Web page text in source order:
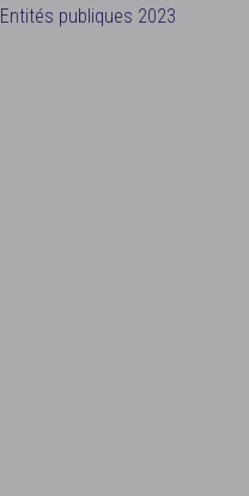
Entités publiques 2023